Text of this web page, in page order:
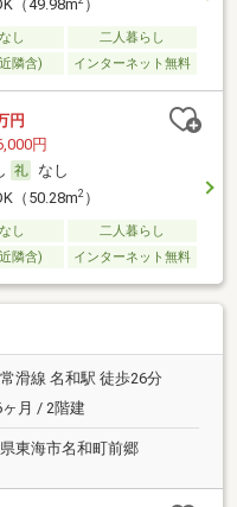
（49.98m ）
し
二人暮らし
隣含) インターネット無料
円
円
なし
（50.28m2）
し
二人暮らし
隣含) インターネット無料
滑線 名和駅 徒歩26分
月 / 2階建
東海市名和町前郷